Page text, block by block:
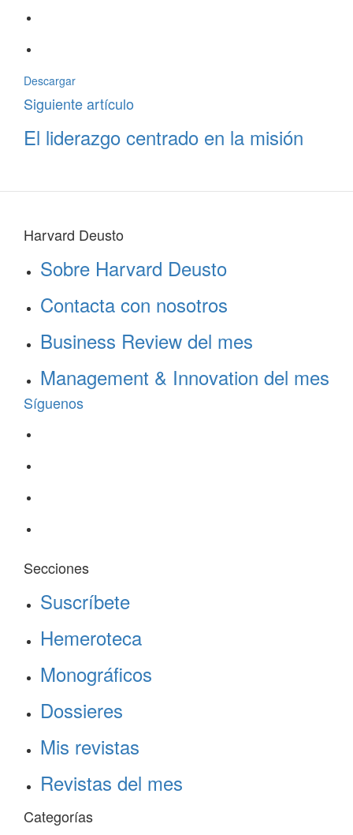
Descargar
Siguiente artículo
El liderazgo centrado en la misión
Harvard Deusto
Sobre Harvard Deusto
Contacta con nosotros
Business Review del mes
Management & Innovation del mes
Síguenos
Secciones
Suscríbete
Hemeroteca
Monográficos
Dossieres
Mis revistas
Revistas del mes
Categorías